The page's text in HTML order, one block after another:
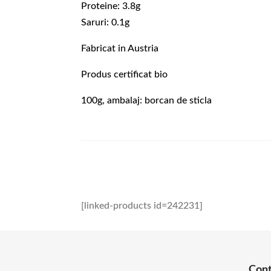
Proteine: 3.8g
Saruri: 0.1g
Fabricat in Austria
Produs certificat bio
100g, ambalaj: borcan de sticla
[linked-products id=242231]